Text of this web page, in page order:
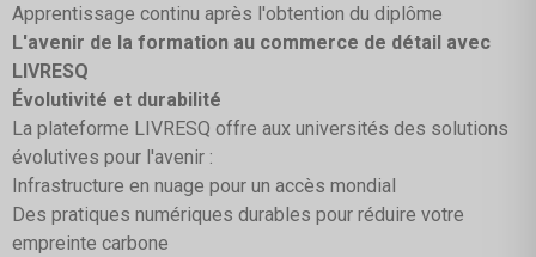
Apprentissage continu après l'obtention du diplôme
L'avenir de la formation au commerce de détail avec
LIVRESQ
Évolutivité et durabilité
La plateforme LIVRESQ offre aux universités des solutions
évolutives pour l'avenir :
Infrastructure en nuage pour un accès mondial
Des pratiques numériques durables pour réduire votre
empreinte carbone